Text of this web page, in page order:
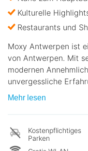
Kulturelle
Restaurants und
Moxy Antwerpen ist
von Antwerpen. Mit
modernen
unvergessliche
Mehr lesen
Kostenpflichtiges
Parken